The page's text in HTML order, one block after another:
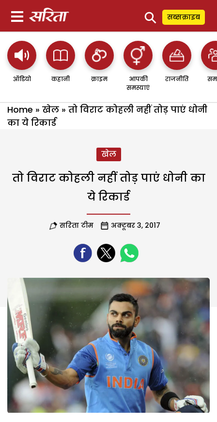
⚲ सब्सक्राइब
ऑडियो कहानी क्राइम
आपकी
समस्याएं
राजनीति
Home » खेल » तो विराट कोहली नहीं तोड़ पाएं धोनी
का ये रिकार्ड
खेल
तो विराट कोहली नहीं तोड़ पाएं धोनी का
ये रिकार्ड
सरिता टीम अक्टूबर 3, 2017